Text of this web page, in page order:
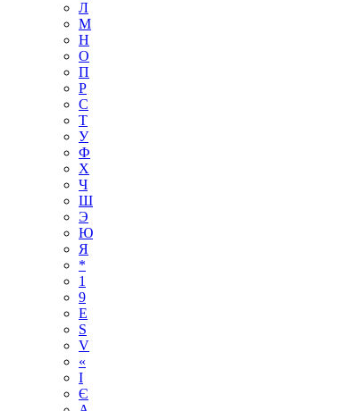
Л
М
Н
О
П
Р
С
Т
У
Ф
Х
Ч
Ш
Э
Ю
Я
*
1
9
E
S
V
«
І
Є